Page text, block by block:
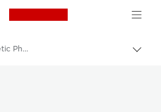
Canon Logo, back
Specifications - Magnetic Photo Paper MG-101 -